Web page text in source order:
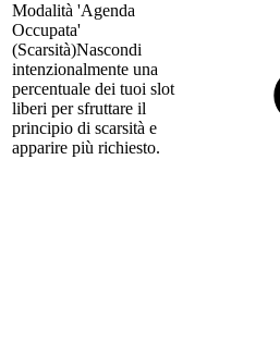
Modalità 'Agenda
Occupata'
(Scarsità)Nascondi
intenzionalmente una
percentuale dei tuoi slot
liberi per sfruttare il
principio di scarsità e
apparire più richiesto.